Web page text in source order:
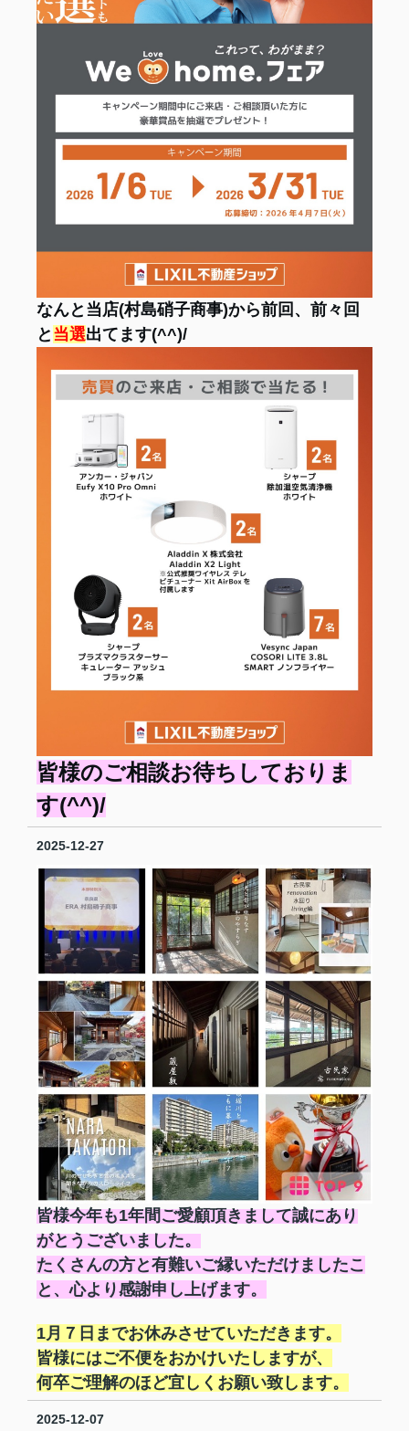
なんと 当店(村島硝子商事)から前回、前々回
と 当選出てます(^^)/
皆様のご相談お待ちしておりま
す(^^)/
2025-12-27
皆様今年も1年間ご愛顧頂きまして誠にあり
がとうございました。
たくさんの方と有難いご縁いただけましたこ
と、心より感謝申し上げます。
1月７日までお休みさせていただきます。
皆様にはご不便をおかけいたしますが、
何卒ご理解のほど宜しくお願い致します。
2025-12-07